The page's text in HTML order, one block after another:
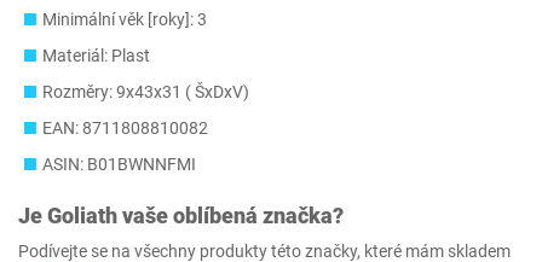
Minimální věk [roky]: 3
Materiál: Plast
Rozměry: 9x43x31 ( ŠxDxV)
EAN: 8711808810082
ASIN: B01BWNNFMI
JeGoliathvaše oblíbená značka?
Podívejte se na všechny produkty této značky, které mám skladem